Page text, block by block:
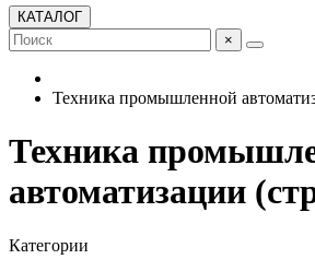
КАТАЛОГ
×
Техника промышленной
Техника
автоматизации
Категории